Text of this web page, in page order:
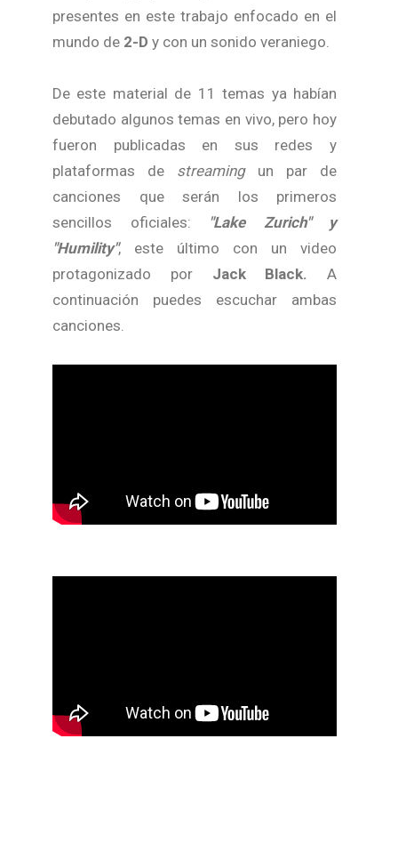
presentes en este trabajo enfocado en el
mundo de 2-D y con un sonido veraniego.
De este material de 11 temas ya habían
debutado algunos temas en vivo, pero hoy
fueron publicadas en sus redes y
plataformas de streamingun par de
canciones que serán los primeros
sencillos oficiales: "Lake Zurich" y
"Humility", este último con un video
protagonizado por Jack Black. A
continuación puedes escuchar ambas
canciones.